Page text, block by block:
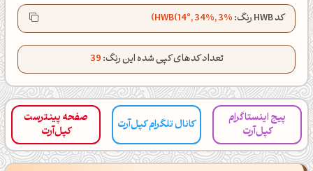
کد HWB رنگ: HWB(14°, 34%, 3%)
تعداد کدهای کپی شده این رنگ:39
پیج اینستاگرام
کپل‌آرت
کانال تلگرام کپل‌آرت
صفحه پینترست
کپل‌آرت
شبت بخیر❤️
کپل‌آرت رو دنبال کن!
کانال تلگرام
اینستاگرام
کانال ایــتا
کانال بلـــه
اَپ اندروید اَپ ویندوز